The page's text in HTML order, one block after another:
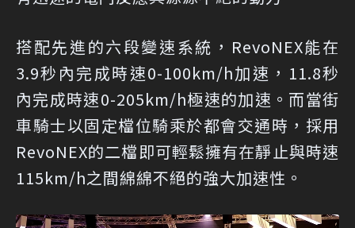
搭配先進的六段變速系統，RevoNEX能在
3.9秒內完成時速0-100km/h加速，11.8秒
內完成時速0-205km/h極速的加速。而當街
車騎士以固定檔位騎乘於都會交通時，採用
RevoNEX的二檔即可輕鬆擁有在靜止與時速
115km/h之間綿綿不絕的強大加速性。